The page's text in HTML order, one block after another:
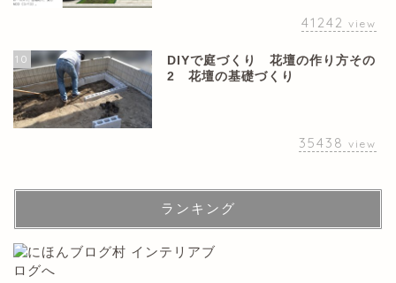
41242 view
10
DIYで庭づくり 花壇の作り方その
2 花壇の基礎づくり
35438 view
ランキング